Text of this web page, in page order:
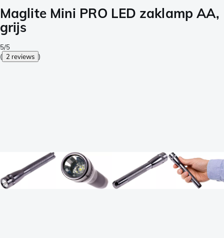
Maglite Mini PRO LED zaklamp AA,
grijs
5/5
( 2 reviews )